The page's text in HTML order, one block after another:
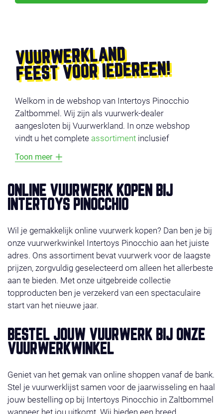
VUURWERKLAND
FEEST VOOR IEDEREEN!
Welkom in de webshop van Intertoys Pinocchio
Zaltbommel. Wij zijn als vuurwerk-dealer
aangesloten bij Vuurwerkland. In onze webshop
vindt u het complete assortiment inclusief
verschillende categorieën, zoals
lange wachtrijen en bestel uw vuurwerk online en
profiteer van super-acties en gratis vuurwerk. Het
vuurwerk ligt klaar op de door u gekozen afhaaldag
29, 30 of 31 december 2025. Wilt u liever bestellen in
de winkel, check dan even onze
contact
.Wij wensen
u veel shop plezier!
Toon meer
ONLINE VUURWERK KOPEN BIJ
INTERTOYS PINOCCHIO
Wil je gemakkelijk online vuurwerk kopen? Dan ben je bij
onze vuurwerkwinkel Intertoys Pinocchio aan het juiste
adres. Ons assortiment bevat vuurwerk voor de laagste
prijzen, zorgvuldig geselecteerd om alleen het allerbeste
aan te bieden. Met onze uitgebreide collectie
topproducten ben je verzekerd van een spectaculaire
start van het nieuwe jaar.
BESTEL JOUW VUURWERK BIJ ONZE
VUURWERKWINKEL
Geniet van het gemak van online shoppen vanaf de bank.
Stel je vuurwerklijst samen voor de jaarwisseling en haal
jouw bestelling op bij Intertoys Pinocchio in Zaltbommel
wanneer het jou uitkomt. Wij bieden een breed